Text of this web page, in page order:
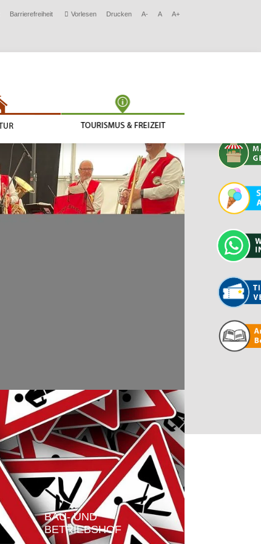
Barrierefreiheit Vorlesen Drucken A- A A+
BAU- UND
BETRIEBSHOF